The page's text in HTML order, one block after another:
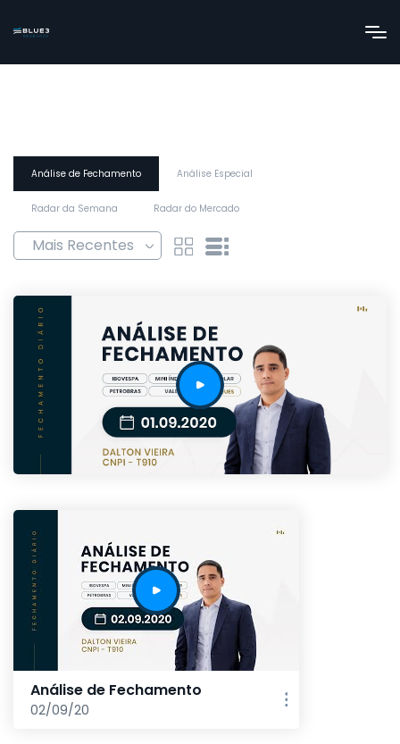
Análise de Fechamento Análise Especial
Radar da Semana Radar do Mercado
Análise de Fechamento
02/09/20